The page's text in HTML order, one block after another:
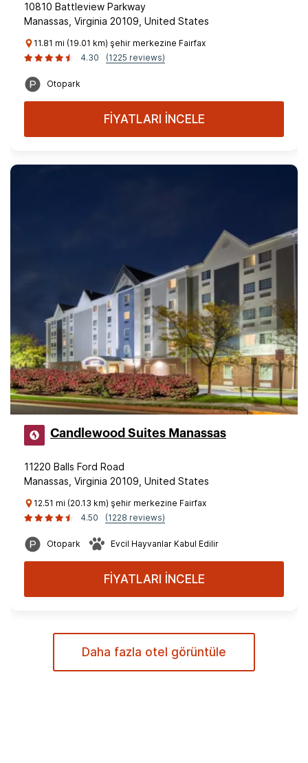
10810 Battleview Parkway
Manassas, Virginia 20109, United States
11.81 mi (19.01 km) şehir merkezine Fairfax
4.30
(1225 reviews)
Otopark
FİYATLARI İNCELE
Candlewood Suites Manassas
11220 Balls Ford Road
Manassas, Virginia 20109, United States
12.51 mi (20.13 km) şehir merkezine Fairfax
4.50
(1228 reviews)
Otopark Evcil Hayvanlar Kabul Edilir
FİYATLARI İNCELE
Daha fazla otel görüntüle